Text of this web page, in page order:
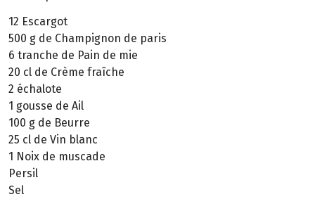
12 Escargot
500 g de Champignon de paris
6 tranche de Pain de mie
20 cl de Crème fraîche
2 échalote
1 gousse de Ail
100 g de Beurre
25 cl de Vin blanc
1 Noix de muscade
Persil
Sel